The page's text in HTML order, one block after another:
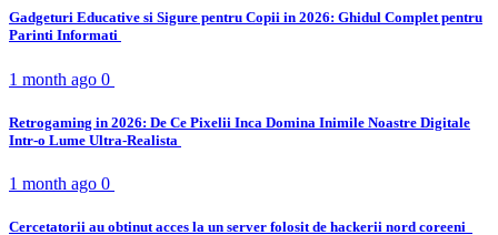
Gadgeturi Educative si Sigure pentru Copii in 2026: Ghidul Complet pentru
Parinti Informati
1 month ago 0
Retrogaming in 2026: De Ce Pixelii Inca Domina Inimile Noastre Digitale
Intr-o Lume Ultra-Realista
1 month ago 0
Cercetatorii au obtinut acces la un server folosit de hackerii nord coreeni